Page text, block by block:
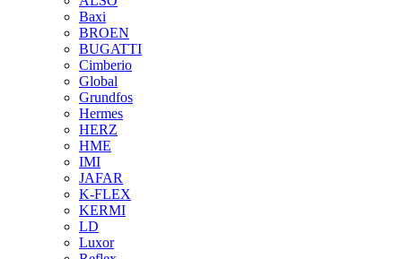
Baxi
BROEN
BUGATTI
Cimberio
Global
Grundfos
Hermes
HERZ
HME
IMI
JAFAR
K-FLEX
KERMI
LD
Luxor